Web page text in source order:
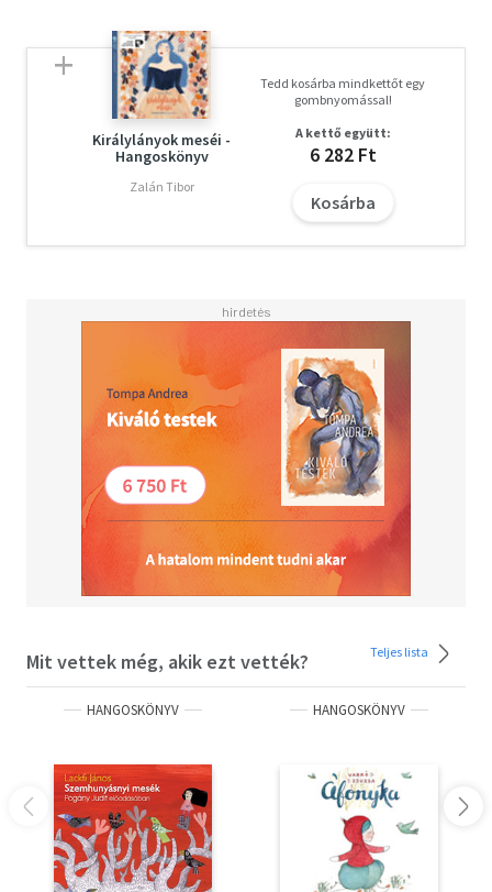
Királylányok meséi -
Hangoskönyv
Zalán Tibor
Tedd kosárba mindkettőt egy
gombnyomással!
A kettő együtt:
6 282 Ft
Kosárba
Mit vettek még, akik ezt vették? Teljes lista
HANGOSKÖNYV HANGOSKÖNYV